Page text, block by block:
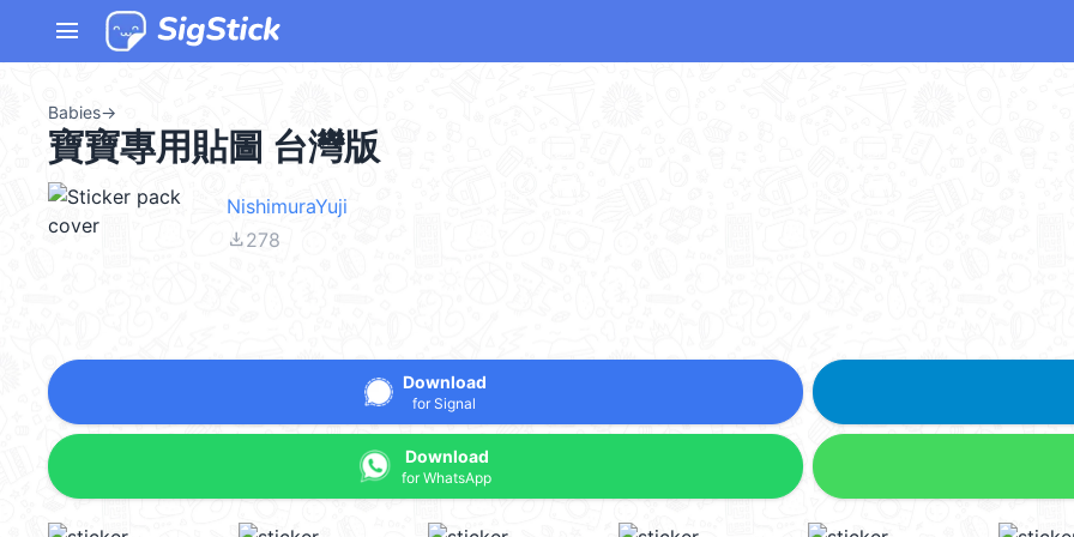
menu
Babies→
寶寶專用貼圖 台灣版
NishimuraYuji
file_download278
Download
for Signal
Download
for WhatsApp